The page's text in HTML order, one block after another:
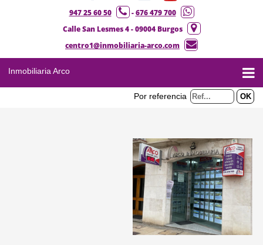
947 25 60 50 -676 479 700
Calle San Lesmes 4 - 09004 Burgos
centro1@inmobiliaria-arco.com
Inmobiliaria Arco
Por referencia